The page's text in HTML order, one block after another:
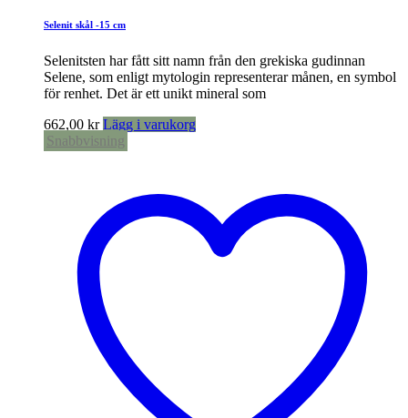
Selenit skål -15 cm
Selenitsten har fått sitt namn från den grekiska gudinnan
Selene, som enligt mytologin representerar månen, en symbol
för renhet. Det är ett unikt mineral som
662,00 kr Lägg i varukorg
Snabbvisning